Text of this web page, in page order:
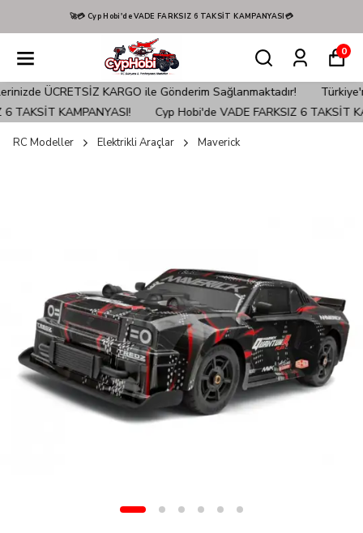
🚀💳 Cyp Hobi'de VADE FARKSIZ 6 TAKSİT KAMPANYASI💳
0
KARGO ile Gönderim Sağlanmaktadır!
Türkiye'nin EN İyi
KAMPANYASI!
Cyp Hobi'de VADE FARKSIZ 6 TAKSİT
RC Modeller Elektrikli Araçlar Maverick